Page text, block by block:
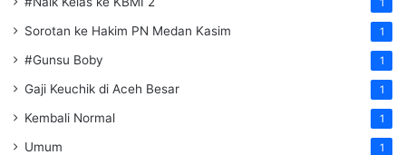
1
Sorotan ke Hakim PN Medan Kasim 1
#Gunsu Boby 1
Gaji Keuchik di Aceh Besar 1
Kembali Normal 1
Umum 1